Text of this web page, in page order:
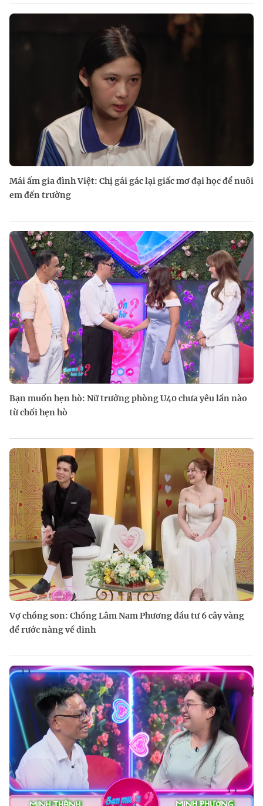
Mái ấm gia đình Việt: Chị gái gác lại giấc mơ đại học để nuôi
em đến trường
Bạn muốn hẹn hò: Nữ trưởng phòng U40 chưa yêu lần nào
từ chối hẹn hò
Vợ chồng son: Chồng Lâm Nam Phương đầu tư 6 cây vàng
để rước nàng về dinh